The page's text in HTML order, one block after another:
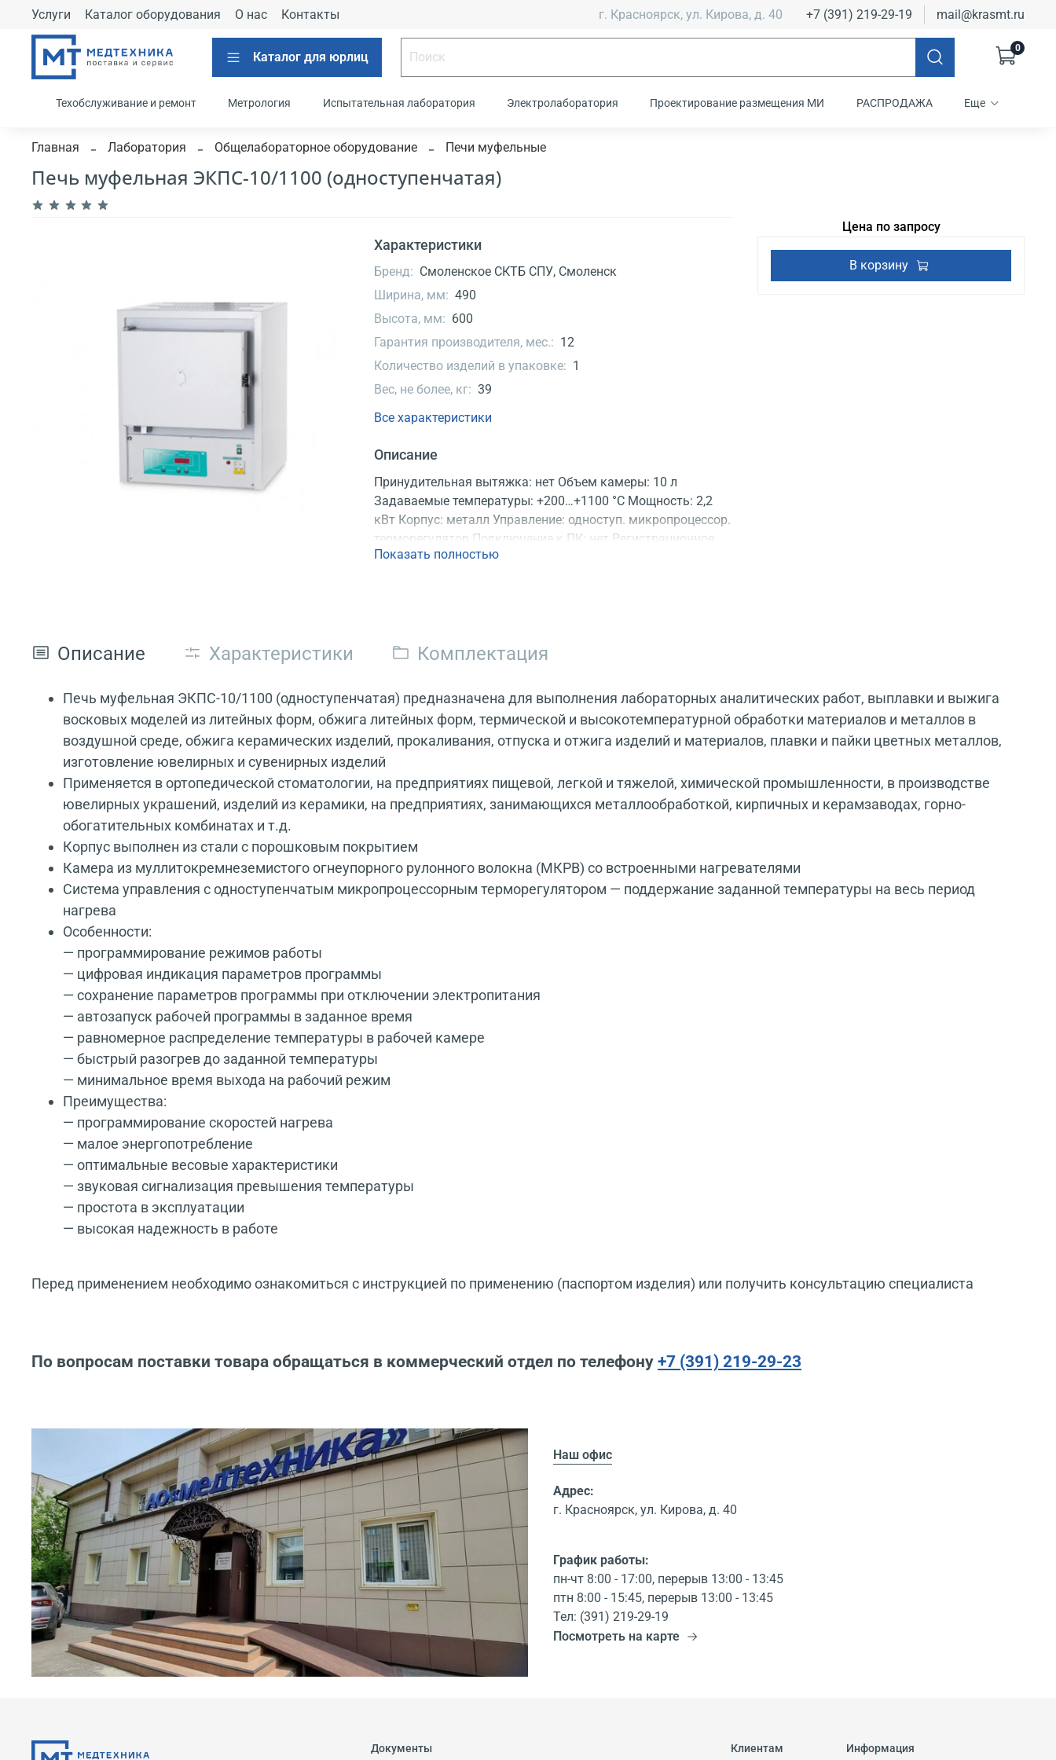
Услуги Каталог оборудования О нас Контакты г. Красноярск, ул. Кирова, д. 40 +7 (391) 219-29-19 mail@krasmt.ru
Каталог для юрлиц
0
Техобслуживание и ремонт Метрология Испытательная лаборатория Электролаборатория Проектирование размещения МИ РАСПРОДАЖА Еще
Главная Лаборатория Общелабораторное оборудование Печи муфельные
Печь муфельная ЭКПС-10/1100 (одноступенчатая)
Характеристики
Бренд: Смоленское СКТБ СПУ, Смоленск
Ширина, мм: 490
Высота, мм: 600
Гарантия производителя, мес.: 12
Количество изделий в упаковке: 1
Вес, не более, кг: 39
Все характеристики
Описание
Принудительная вытяжка: нет Объем камеры: 10 л
Задаваемые температуры: +200…+1100 °C Мощность: 2,2
кВт Корпус: металл Управление: одноступ. микропроцессор.
терморегулятор Подключение к ПК: нет Регистрационное
удостоверение
Показать полностью
Цена по запросу
В корзину
Описание Характеристики Комплектация
Печь муфельная ЭКПС-10/1100 (одноступенчатая) предназначена для выполнения лабораторных аналитических работ, выплавки и выжига
восковых моделей из литейных форм, обжига литейных форм, термической и высокотемпературной обработки материалов и металлов в
воздушной среде, обжига керамических изделий, прокаливания, отпуска и отжига изделий и материалов, плавки и пайки цветных металлов,
изготовление ювелирных и сувенирных изделий
Применяется в ортопедической стоматологии, на предприятиях пищевой, легкой и тяжелой, химической промышленности, в производстве
ювелирных украшений, изделий из керамики, на предприятиях, занимающихся металлообработкой, кирпичных и керамзаводах, горно-
обогатительных комбинатах и т.д.
Корпус выполнен из стали с порошковым покрытием
Камера из муллитокремнеземистого огнеупорного рулонного волокна (МКРВ) со встроенными нагревателями
Система управления с одноступенчатым микропроцессорным терморегулятором — поддержание заданной температуры на весь период
нагрева
Особенности:
— программирование режимов работы
— цифровая индикация параметров программы
— сохранение параметров программы при отключении электропитания
— автозапуск рабочей программы в заданное время
— равномерное распределение температуры в рабочей камере
— быстрый разогрев до заданной температуры
— минимальное время выхода на рабочий режим
Преимущества:
— программирование скоростей нагрева
— малое энергопотребление
— оптимальные весовые характеристики
— звуковая сигнализация превышения температуры
— простота в эксплуатации
— высокая надежность в работе
Перед применением необходимо ознакомиться с инструкцией по применению (паспортом изделия) или получить консультацию специалиста
По вопросам поставки товара обращаться в коммерческий отдел по телефону +7 (391) 219-29-23
Наш офис
Адрес:
г. Красноярск, ул. Кирова, д. 40
График работы:
пн-чт 8:00 - 17:00, перерыв 13:00 - 13:45
птн 8:00 - 15:45, перерыв 13:00 - 13:45
Тел: (391) 219-29-19
Посмотреть на карте
Документы Клиентам Информация